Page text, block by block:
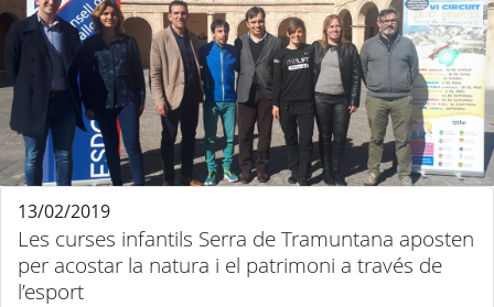
Les curses infantils Serra de Tramuntana aposten
per acostar la natura i el patrimoni a través de
l’esport
13/02/2019